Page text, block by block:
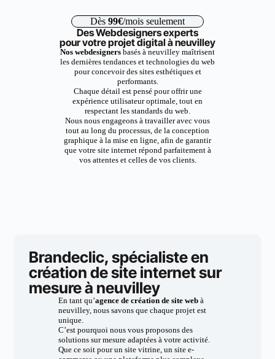
Dès 99€/mois seulement
Des Webdesigners experts
pour votre projet digital à neuvilley
Nos webdesigners basés à neuvilley maîtrisent
les dernières tendances et technologies du web
pour concevoir des sites esthétiques et
performants.
Chaque détail est pensé pour offrir une
expérience utilisateur optimale, tout en
respectant les standards du web.
Nous nous engageons à travailler avec vous
tout au long du processus, de la conception
graphique à la mise en ligne, afin de garantir
que votre site internet répond parfaitement à
vos attentes et celles de vos clients.
Brandeclic, spécialiste en
création de site internet sur
mesure à neuvilley
En tant qu’agence de création de site webà
neuvilley, nous savons que chaque projet est
unique.
C’est pourquoi nous vous proposons des
solutions sur mesure adaptées à votre activité.
Que ce soit pour un site vitrine, un site e-